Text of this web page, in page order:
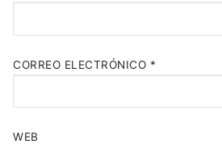
CORREO ELECTRÓNICO *
WEB